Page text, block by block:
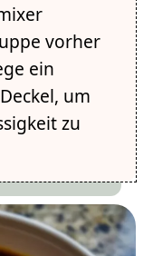
vorher
ein
um
zu